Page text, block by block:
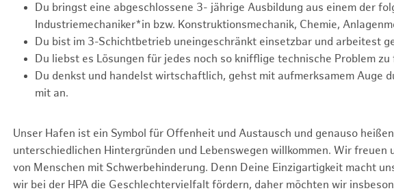
Du bringst eine abgeschlossene 3- jährige Ausbildung aus einem der
Industriemechaniker*in bzw. Konstruktionsmechanik, Chemie,
Du bist im 3-Schichtbetrieb uneingeschränkt einsetzbar und arbeitest
Du liebst es Lösungen für jedes noch so knifflige technische Problem zu
Du denkst und handelst wirtschaftlich, gehst mit aufmerksamem Auge
mit an.
Unser Hafen ist ein Symbol für Offenheit und Austausch und genauso
unterschiedlichen Hintergründen und Lebenswegen willkommen. Wir freuen
von Menschen mit Schwerbehinderung. Denn Deine Einzigartigkeit macht
wir bei der HPA die Geschlechtervielfalt fördern, daher möchten wir